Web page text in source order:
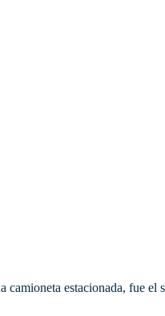
camioneta estacionada, fue